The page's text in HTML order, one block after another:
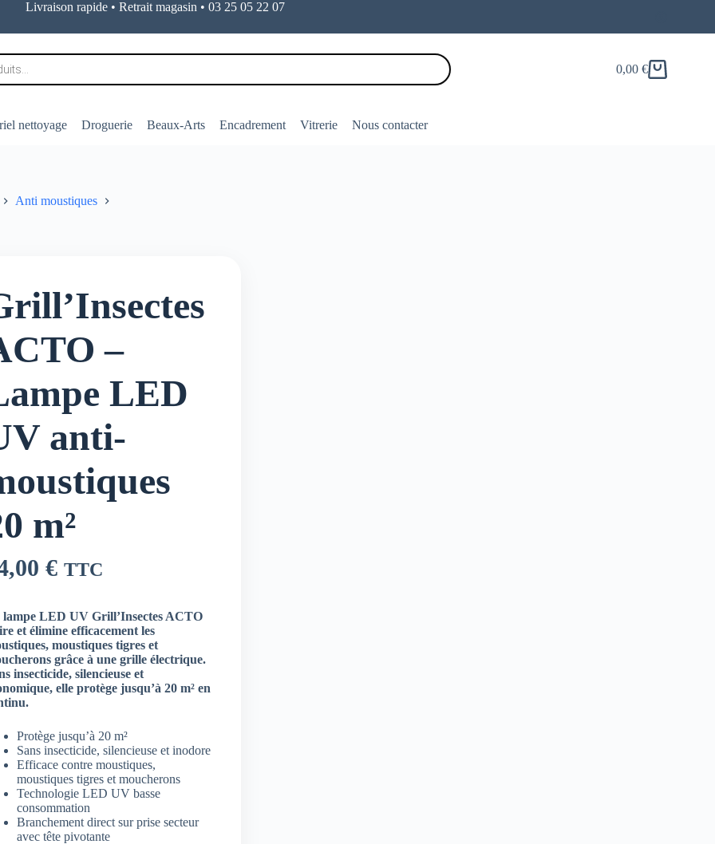
Livraison rapide • Retrait magasin • 03 25 05 22 07
Panier
0,00 €
nettoyage Droguerie Beaux-Arts Encadrement Vitrerie Nous contacter
Anti moustiques
–
LED
anti-
m²
€ TTC
LED UV Grill’Insectes ACTO
et élimine efficacement les
moustiques tigres et
grâce à une grille électrique.
insecticide, silencieuse et
elle protège jusqu’à 20 m² en
Protège jusqu’à 20 m²
Sans insecticide, silencieuse et inodore
Efficace contre moustiques,
moustiques tigres et moucherons
Technologie LED UV basse
consommation
Branchement direct sur prise secteur
avec tête pivotante